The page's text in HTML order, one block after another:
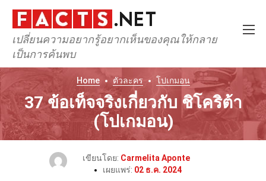
เปลี่ยนความอยากรู้อยากเห็นของคุณให้กลาย
เป็นการค้นพบ
Home ตัวละคร โปเกมอน
37 ข้อเท็จจริงเกี่ยวกับ ชิโคริต้า
(โปเกมอน)
เขียนโดย: Carmelita Aponte
เผยแพร่: 02 ธ.ค. 2024